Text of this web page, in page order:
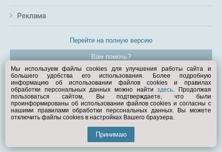
Реклама
Перейти на полную версию
Вам помочь?
© Exist.ru 1998—2026
Мы используем файлы cookies для улучшения работы сайта и
большего удобства его использования. Более подробную
информацию об использовании файлов cookies и правилах
обработки персональных данных можно найтиздесь. Продолжая
пользоваться сайтом, Вы подтверждаете, что были
проинформированы об использовании файлов cookies и согласны с
нашими правилами обработки персональных данных. Вы можете
отключить файлы cookies в настройках Вашего браузера.
Принимаю